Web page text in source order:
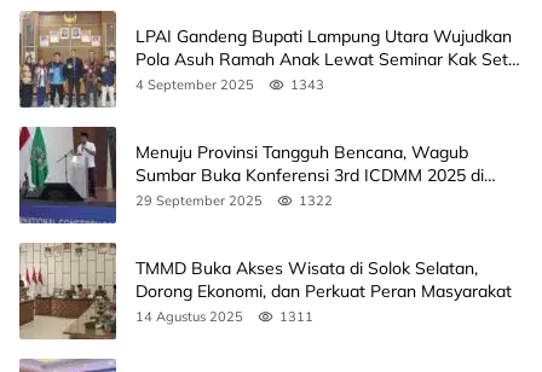
LPAI Gandeng Bupati Lampung Utara Wujudkan
Pola Asuh Ramah Anak Lewat Seminar Kak Seto,
Ini Jadwalnya
4 September 2025 1343
Menuju Provinsi Tangguh Bencana, Wagub
Sumbar Buka Konferensi 3rd ICDMM 2025 di
Unand
29 September 2025 1322
TMMD Buka Akses Wisata di Solok Selatan,
Dorong Ekonomi, dan Perkuat Peran Masyarakat
14 Agustus 2025 1311